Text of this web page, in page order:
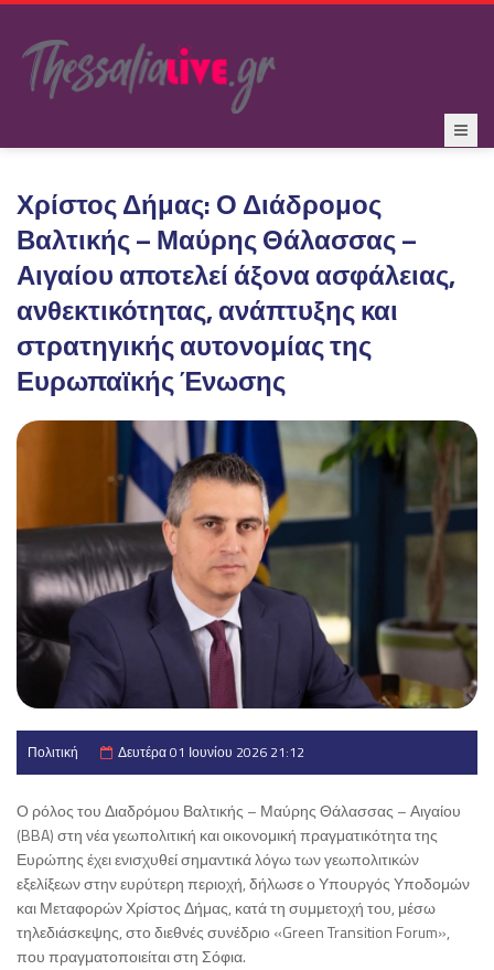
Χρίστος Δήμας: Ο Διάδρομος
Βαλτικής – Μαύρης Θάλασσας –
Αιγαίου αποτελεί άξονα ασφάλειας,
ανθεκτικότητας, ανάπτυξης και
στρατηγικής αυτονομίας της
Ευρωπαϊκής Ένωσης
Πολιτική Δευτέρα 01 Ιουνίου 2026 21:12
Ο ρόλος του Διαδρόμου Βαλτικής – Μαύρης Θάλασσας – Αιγαίου
(BBA) στη νέα γεωπολιτική και οικονομική πραγματικότητα της
Ευρώπης έχει ενισχυθεί σημαντικά λόγω των γεωπολιτικών
εξελίξεων στην ευρύτερη περιοχή, δήλωσε ο Υπουργός Υποδομών
και Μεταφορών Χρίστος Δήμας, κατά τη συμμετοχή του, μέσω
τηλεδιάσκεψης, στο διεθνές συνέδριο «Green Transition Forum»,
που πραγματοποιείται στη Σόφια.